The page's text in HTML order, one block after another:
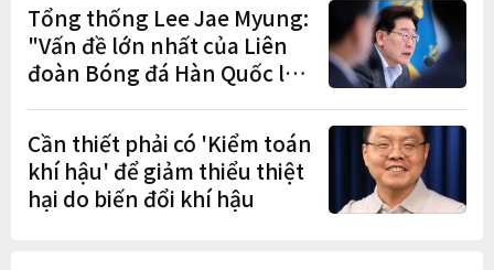
Tổng thống Lee Jae Myung:
"Vấn đề lớn nhất của Liên
đoàn Bóng đá Hàn Quốc là
trạng nắm quyền quá lâu"
Cần thiết phải có 'Kiểm toán
khí hậu' để giảm thiểu thiệt
hại do biến đổi khí hậu